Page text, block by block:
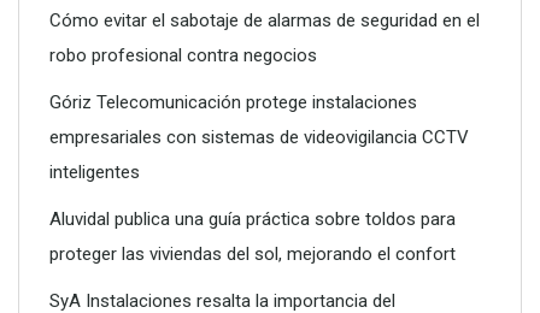
Cómo evitar el sabotaje de alarmas de seguridad en el
robo profesional contra negocios
Góriz Telecomunicación protege instalaciones
empresariales con sistemas de videovigilancia CCTV
inteligentes
Aluvidal publica una guía práctica sobre toldos para
proteger las viviendas del sol, mejorando el confort
SyA Instalaciones resalta la importancia del